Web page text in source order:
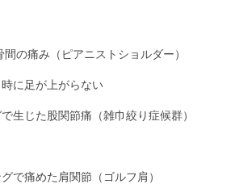
の痛み（ピアニストショルダー）
に足が上がらない
生じた股関節痛（雑巾絞り症候群）
で痛めた肩関節（ゴルフ肩）